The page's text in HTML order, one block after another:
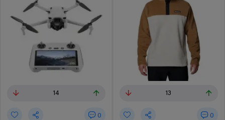
14
0
13
0